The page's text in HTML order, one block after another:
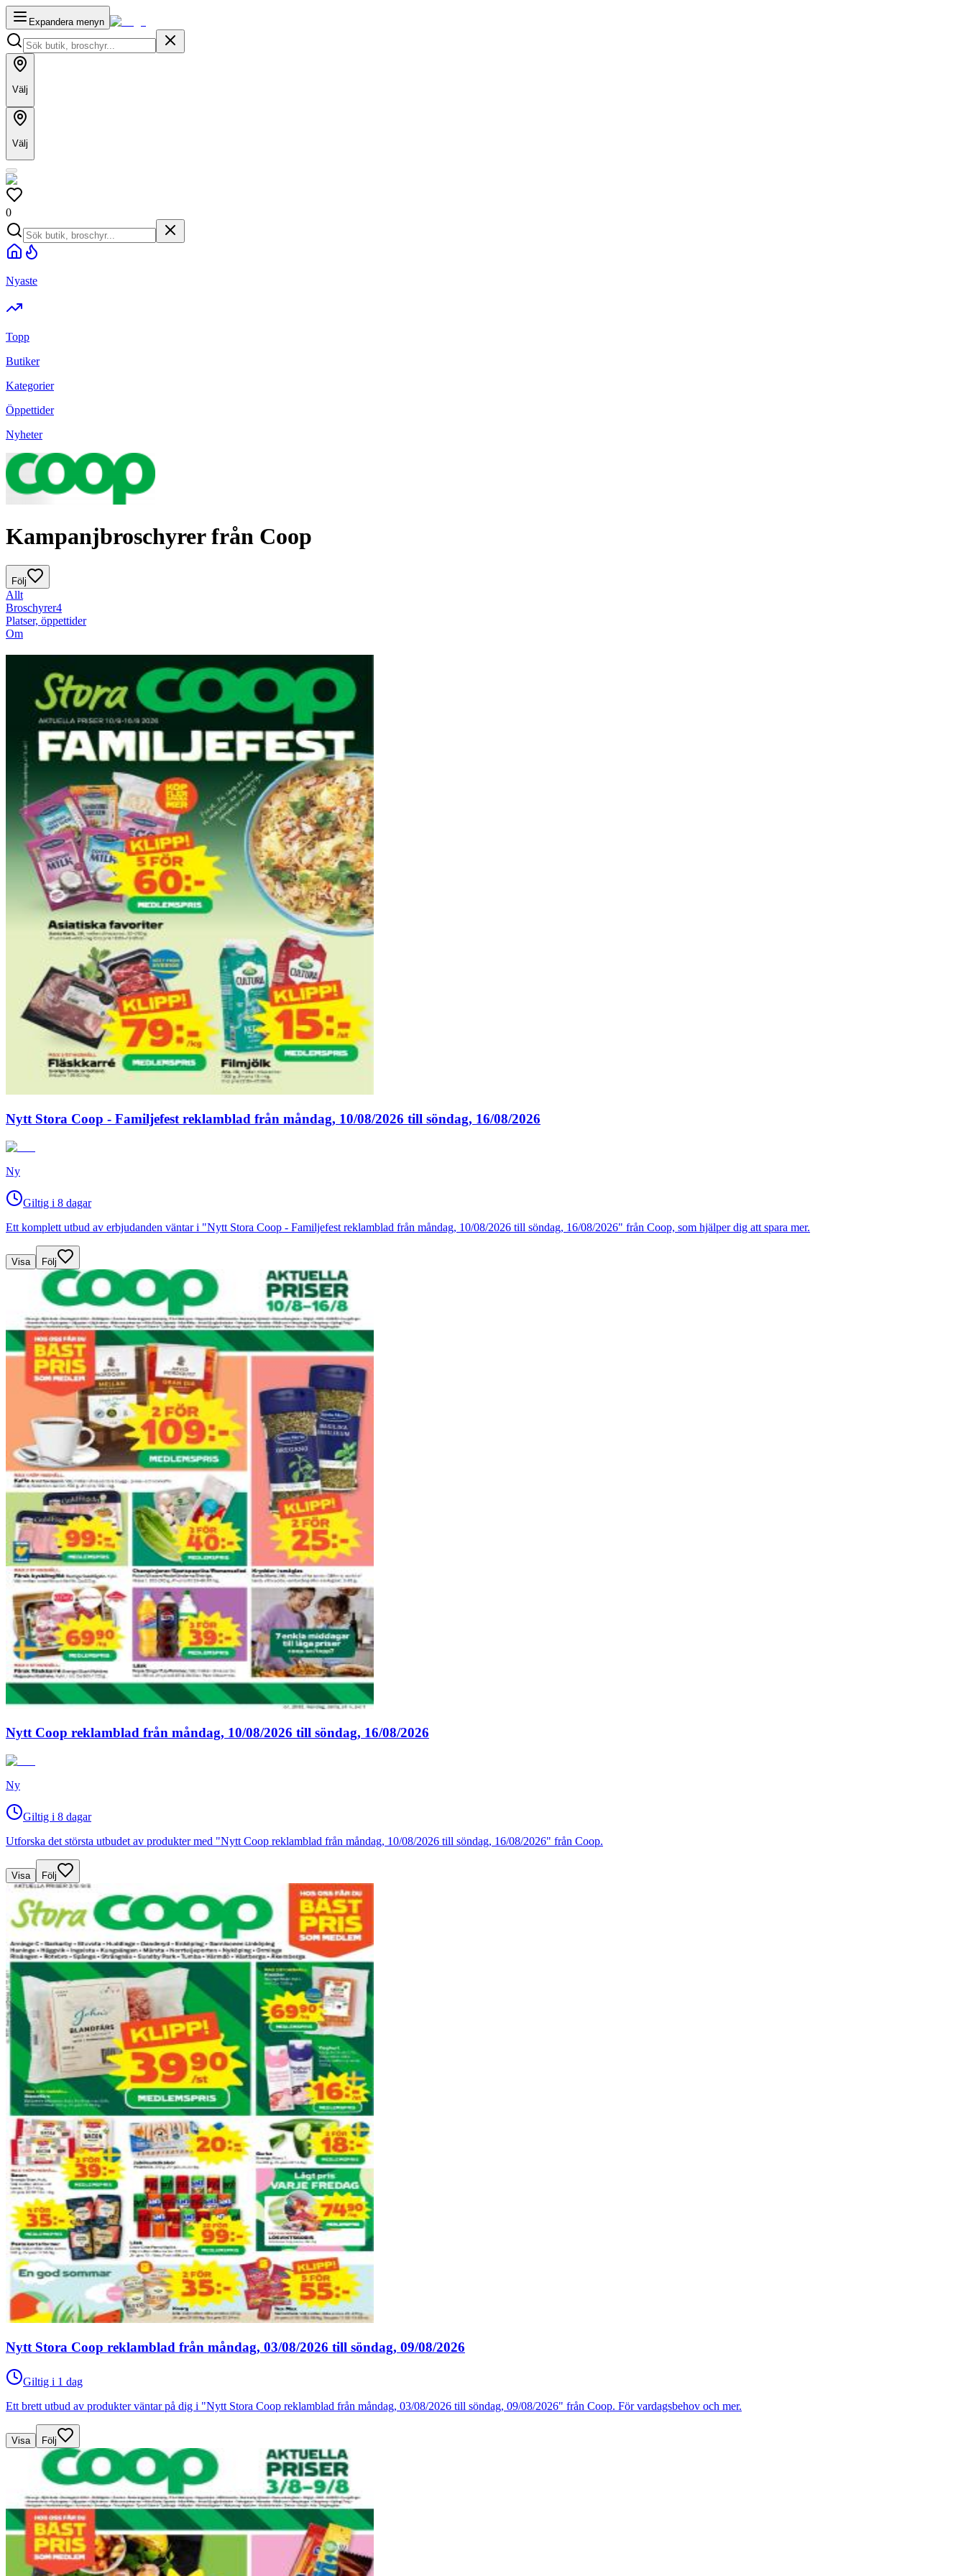
Expandera menyn
Välj
Välj
0
Nyaste
Topp
Butiker
Kategorier
Öppettider
Nyheter
Kampanjbroschyrer från Coop
Följ
Allt
Broschyrer4
Platser, öppettider
Om
Nytt Stora Coop - Familjefest reklamblad från måndag, 10/08/2026 till söndag, 16/08/2026
Ny
Giltig i 8 dagar
Ett komplett utbud av erbjudanden väntar i "Nytt Stora Coop - Familjefest reklamblad från måndag, 10/08/2026 till söndag, 16/08/2026" från Coop, som hjälper dig att spara mer.
Visa Följ
Nytt Coop reklamblad från måndag, 10/08/2026 till söndag, 16/08/2026
Ny
Giltig i 8 dagar
Utforska det största utbudet av produkter med "Nytt Coop reklamblad från måndag, 10/08/2026 till söndag, 16/08/2026" från Coop.
Visa Följ
Nytt Stora Coop reklamblad från måndag, 03/08/2026 till söndag, 09/08/2026
Giltig i 1 dag
Ett brett utbud av produkter väntar på dig i "Nytt Stora Coop reklamblad från måndag, 03/08/2026 till söndag, 09/08/2026" från Coop. För vardagsbehov och mer.
Visa Följ